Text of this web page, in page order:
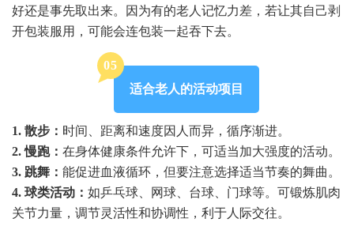
好还是事先取出来。因为有的老人记忆力差，若让其自己剥
开包装服用，可能会连包装一起吞下去。
05
适合老人的活动项目
1. 散步： 时间、距离和速度因人而异，循序渐进。
2. 慢跑： 在身体健康条件允许下，可适当加大强度的活动。
3. 跳舞： 能促进血液循环，但要注意选择适当节奏的舞曲。
4. 球类活动： 如乒乓球、网球、台球、门球等。可锻炼肌肉
关节力量，调节灵活性和协调性，利于人际交往。